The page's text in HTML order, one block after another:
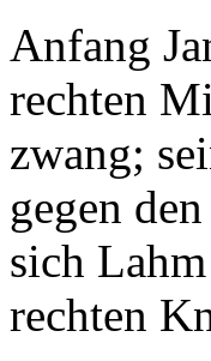
Anfang
rechten
zwang;
gegen den
sich
rechten